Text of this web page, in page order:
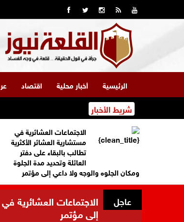
الرئيسية أخبار محلية اقتصاد
شريط الأخبار
الاجتماعات العشائرية في
مستشارية العشائر الأكثرية
تطالب بالبقاء على دفتر
العائلة وتحديد مدة الجلوة
ومكان الجلوه والوجه ولا داعي إلى مؤتمر
عاجل الاجتماعات العشائرية
إلى مؤتمر